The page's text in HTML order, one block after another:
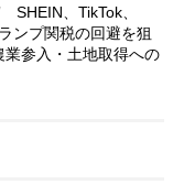
SHEIN、TikTok、
ンプ関税の回避を狙
参入・土地取得への